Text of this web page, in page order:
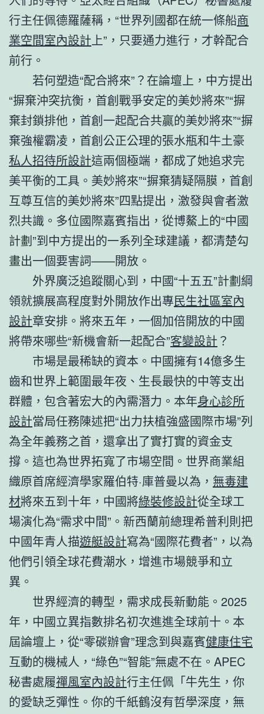
行主任佩德羅薩稱，“世界列國都在統一條船商
業空間室內設計 上”，只要通力進行，才幹配合
前行。
若何塑造“配合將來”？在論壇上，中方提出
“摒棄沖突抗衡，首創戰爭安定的美妙將來”“摒
棄封鎖排他，首創一起配合共贏的美妙將來”“摒
棄強權霸凌，首創公正公理的張水瓶和牛土豪
私人招待所設計這兩個極端，都成了她追求完
美平衡的工具。美妙將來”“摒棄猜疑隔膜，首創
互尊互信的美妙將來”四點提出，激發與會者激
烈共識。多位國際嘉賓指出，從博鰲上的“中國
計劃”到中方提出的一系列全球建議，都清楚勾
畫出一個要害詞——開放。
外界廣泛追蹤關心到，中國“十五五”計劃綱
領就擴展高程度對外開放作出專民生社區室內
設計章安排。將來五年，一個加倍開放的中國
將帶來哪些“新機會新一起配合”客變設計 ？
市場是最稀缺的資本。中國擁有14億多生
齒和世界上範圍最年夜、生長最快的中等支出
群體，包含著宏大的內需潛力。本年身心診所
設計當局任務陳述把“出力扶植強盛國際市場”列
為全年義務之首，還拿出了實打實的資金支
撐。這也為世界拓寬了市場空間。世界商業組
織原首席經濟學家羅伯特·庫普曼以為， 無毒建
材將來五到十年，中國將綠裝修設計從全球工
場演化為“需求中間”。新西蘭前總理希普利則把
中國年青人描遊艇設計寫為“國際花費者”，以為
他們引領全球花費潮水，增進市場競爭和立
異。
世界經濟的轉型，需求成長新動能。2025
年，中國立異指數排名初次進進全球前十。本
屆論壇上，從“零碳辦會”理念到與嘉賓健康住宅
互動的機械人，“綠色”“智能”無處不在。APEC
秘書處履禪風室內設計行主任佩「牛先生，你
的愛缺乏彈性。你的千紙鶴沒有哲學深度，無